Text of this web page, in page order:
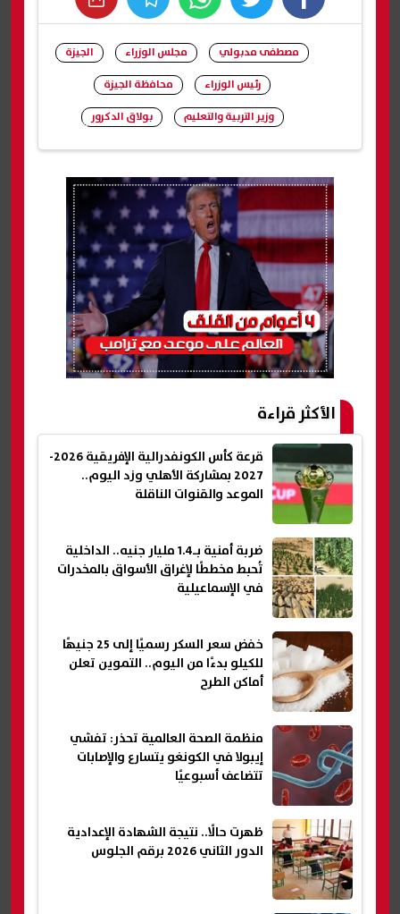
facebook
twitter
whats
شارك
مصطفى مدبولي مجلس الوزراء
الجيزة
رئيس الوزراء
محافظة الجيزة
وزير التربية والتعليم
بولاق الدكرور
الأكثر قراءة
قرعة كأس الكونفدرالية الإفريقية 2026-
2027 بمشاركة الأهلي وزد اليوم..
الموعد والقنوات الناقلة
ضربة أمنية بـ1.4 مليار جنيه.. الداخلية
تُحبط مخططًا لإغراق الأسواق بالمخدرات
في الإسماعيلية
خفض سعر السكر رسميًا إلى 25 جنيهًا
للكيلو بدءًا من اليوم.. التموين تعلن
أماكن الطرح
منظمة الصحة العالمية تحذر: تفشي
إيبولا في الكونغو يتسارع والإصابات
تتضاعف أسبوعيًا
ظهرت حالًا.. نتيجة الشهادة الإعدادية
الدور الثاني 2026 برقم الجلوس